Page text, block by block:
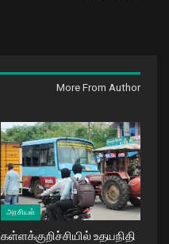
More From Author
அரசியல்
கள்ளக்குறிச்சியில் உதயநிதி